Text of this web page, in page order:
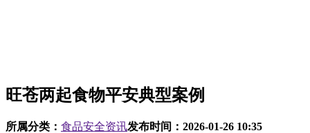
旺苍两起食物平安典型案例
所属分类： 食品安全资讯发布时间： 2026-01-26 10:35